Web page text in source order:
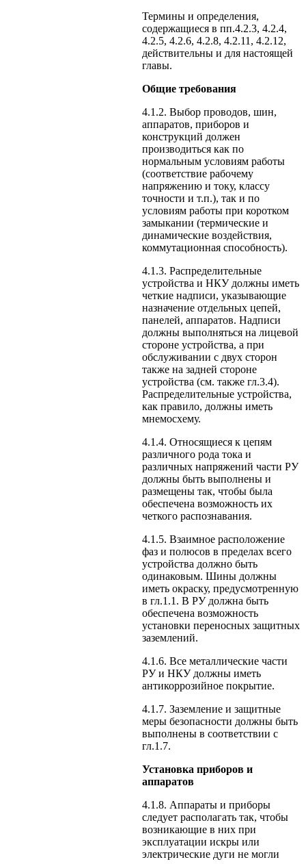
Термины и определения,
содержащиеся в пп.4.2.3, 4.2.4,
4.2.5, 4.2.6, 4.2.8, 4.2.11, 4.2.12,
действительны и для настоящей
главы.
Общие требования
4.1.2. Выбор проводов, шин,
аппаратов, приборов и
конструкций должен
производиться как по
нормальным условиям работы
(соответствие рабочему
напряжению и току, классу
точности и т.п.), так и по
условиям работы при коротком
замыкании (термические и
динамические воздействия,
коммутационная способность).
4.1.3. Распределительные
устройства и НКУ должны иметь
четкие надписи, указывающие
назначение отдельных цепей,
панелей, аппаратов. Надписи
должны выполняться на лицевой
стороне устройства, а при
обслуживании с двух сторон
также на задней стороне
устройства (см. также гл.3.4).
Распределительные устройства,
как правило, должны иметь
мнемосхему.
4.1.4. Относящиеся к цепям
различного рода тока и
различных напряжений части РУ
должны быть выполнены и
размещены так, чтобы была
обеспечена возможность их
четкого распознавания.
4.1.5. Взаимное расположение
фаз и полюсов в пределах всего
устройства должно быть
одинаковым. Шины должны
иметь окраску, предусмотренную
в гл.1.1. В РУ должна быть
обеспечена возможность
установки переносных защитных
заземлений.
4.1.6. Все металлические части
РУ и НКУ должны иметь
антикоррозийное покрытие.
4.1.7. Заземление и защитные
меры безопасности должны быть
выполнены в соответствии с
гл.1.7.
Установка приборов и
аппаратов
4.1.8. Аппараты и приборы
следует располагать так, чтобы
возникающие в них при
эксплуатации искры или
электрические дуги не могли